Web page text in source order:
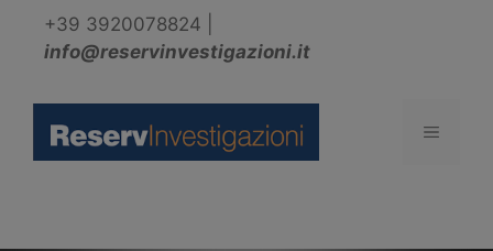
contenuto
+39 3920078824
info@reservinvestigazioni.it
Menu